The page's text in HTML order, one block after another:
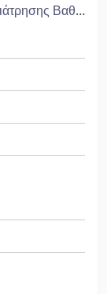
Heidenreich & Harbeck Μηχανήματα Διάτρησης Βαθιάς Οπής